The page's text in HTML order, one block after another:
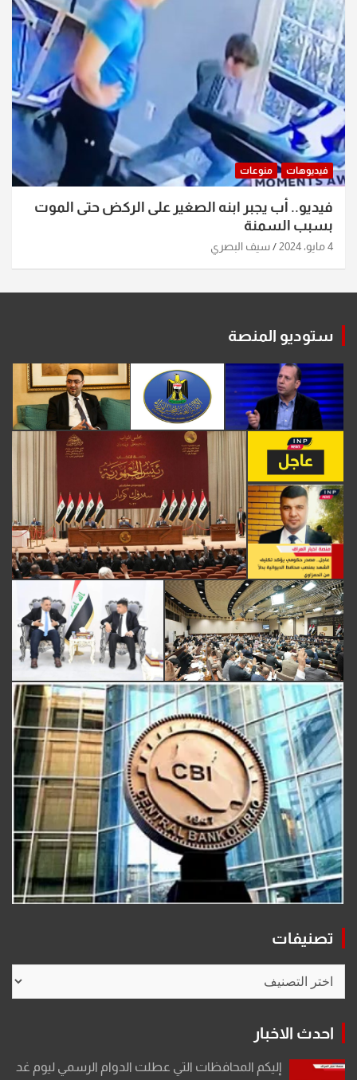
فيديوهات منوعات
فيديو.. أب يجبر ابنه الصغير على الركض حتى الموت
بسبب السمنة
4 مايو، 2024 سيف البصري
ستوديو المنصة
تصنيفات
احدث الاخبار
إليكم المحافظات التي عطلت الدوام الرسمي ليوم غد